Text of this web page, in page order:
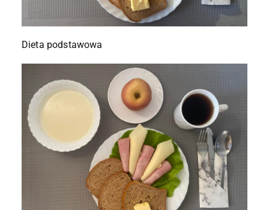
Dieta podstawowa